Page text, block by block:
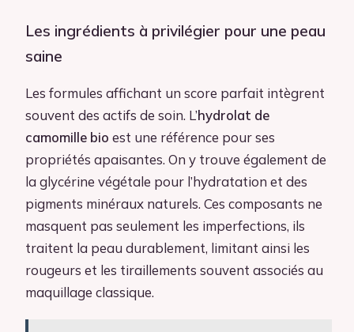
Les ingrédients à privilégier pour une peau
saine
Les formules affichant un score parfait intègrent
souvent des actifs de soin. L’hydrolat de
camomille bio est une référence pour ses
propriétés apaisantes. On y trouve également de
la glycérine végétale pour l’hydratation et des
pigments minéraux naturels. Ces composants ne
masquent pas seulement les imperfections, ils
traitent la peau durablement, limitant ainsi les
rougeurs et les tiraillements souvent associés au
maquillage classique.